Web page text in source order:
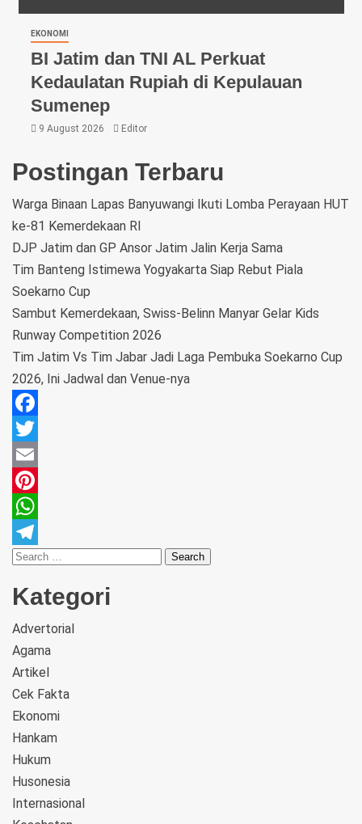
EKONOMI
BI Jatim dan TNI AL Perkuat
Kedaulatan Rupiah di Kepulauan
Sumenep
9 August 2026 Editor
Postingan Terbaru
Warga Binaan Lapas Banyuwangi Ikuti Lomba Perayaan HUT
ke-81 Kemerdekaan RI
DJP Jatim dan GP Ansor Jatim Jalin Kerja Sama
Tim Banteng Istimewa Yogyakarta Siap Rebut Piala
Soekarno Cup
Sambut Kemerdekaan, Swiss-Belinn Manyar Gelar Kids
Runway Competition 2026
Tim Jatim Vs Tim Jabar Jadi Laga Pembuka Soekarno Cup
2026, Ini Jadwal dan Venue-nya
Facebook
Twitter
Email
Pinterest
WhatsApp
Telegram
Kategori
Advertorial
Agama
Artikel
Cek Fakta
Ekonomi
Hankam
Hukum
Husonesia
Internasional